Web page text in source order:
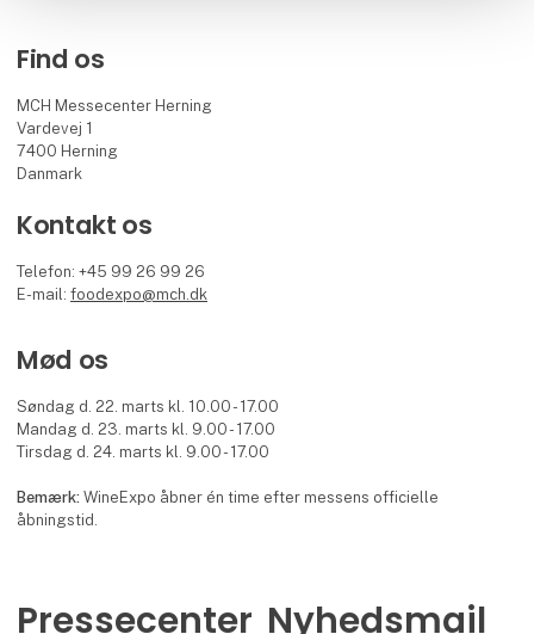
Find os
MCH Messecenter Herning
Vardevej 1
7400 Herning
Danmark
Kontakt os
Telefon: +45 99 26 99 26
E-mail:foodexpo@mch.dk
Mød os
Søndag d. 22. marts kl. 10.00 - 17.00
Mandag d. 23. marts kl. 9.00 - 17.00
Tirsdag d. 24. marts kl. 9.00 - 17.00
Bemærk:WineExpo åbner én time efter messens officielle
åbningstid.
Pressecenter Nyhedsmail